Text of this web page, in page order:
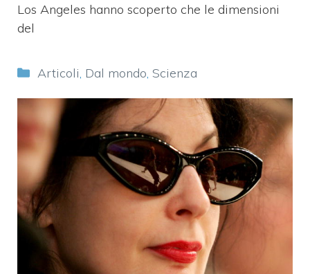
Los Angeles hanno scoperto che le dimensioni
del
Categorie
Articoli, Dal mondo, Scienza